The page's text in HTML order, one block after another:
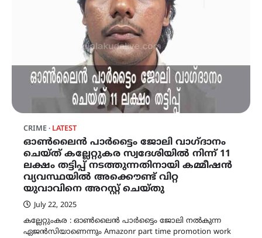
CRIME LATEST
ഓൺലൈൻ പാർട്ടൈം ജോലി വാഗ്ദാനം
ചെയ്ത് കല്ലേറ്റുകര സ്വദേശിയിൽ നിന്ന് 11
ലക്ഷം തട്ടിപ്പ് നടത്തുന്നതിനായി കമ്മീഷൻ
വ്യവസ്ഥയിൽ അക്കൌണ്ട് വിറ്റ
യുവാവിനെ അറസ്റ്റ് ചെയ്തു
July 22, 2025
കല്ലേറ്റുംകര : ഓൺലൈൻ പാർട്ടൈം ജോലി നൽകുന്ന
ഏജൻസിയാണെന്നും Amazonr part time promotion work